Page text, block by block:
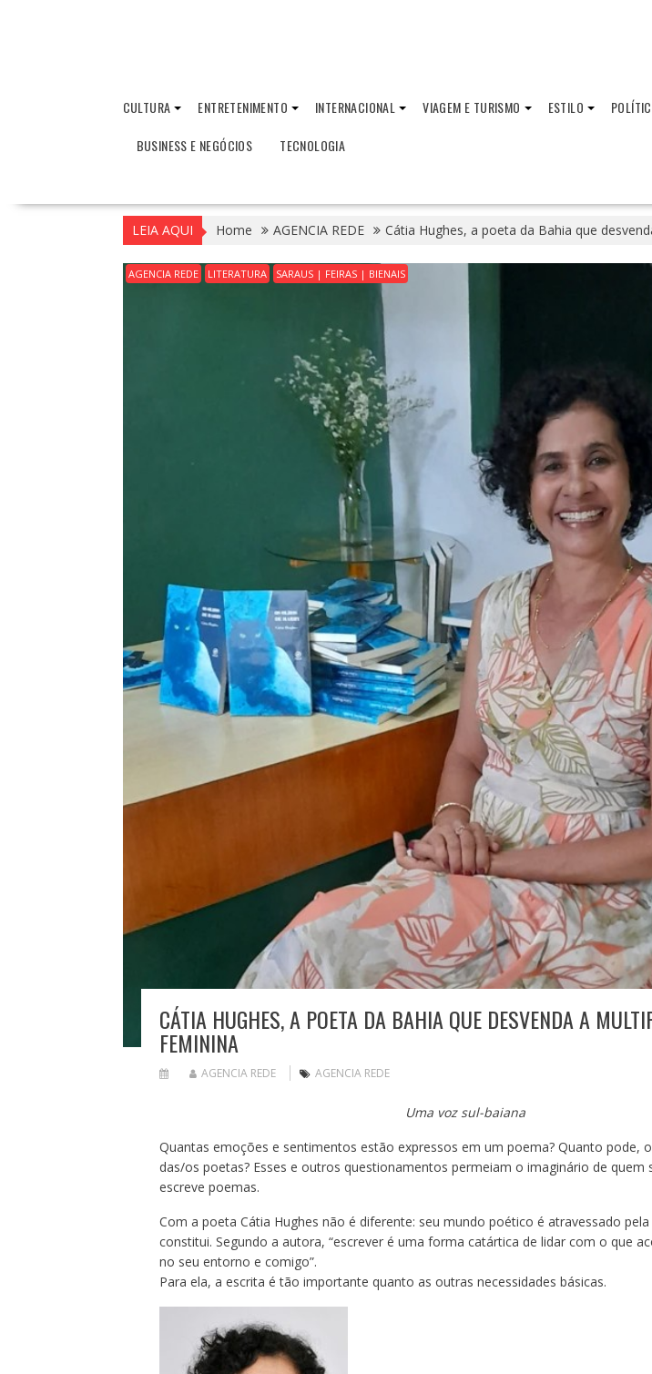
CULTURA ENTRETENIMENTO INTERNACIONAL VIAGEM E TURISMO ESTILO
BUSINESS E NEGÓCIOS
TECNOLOGIA
LEIA AQUI Home AGENCIA REDE Cátia Hughes, a poeta da Bahia que
AGENCIA REDE LITERATURA SARAUS | FEIRAS | BIENAIS
CÁTIA HUGHES, A POETA DA BAHIA QUE DESVENDA A
FEMININA
AGENCIA REDE AGENCIA REDE
Uma voz sul-baiana
Quantas emoções e sentimentos estão expressos em um poema? Quanto pode,
das/os poetas? Esses e outros questionamentos permeiam o imaginário de quem
escreve poemas.
Com a poeta Cátia Hughes não é diferente: seu mundo poético é atravessado
constitui. Segundo a autora, “escrever é uma forma catártica de lidar com o que
no seu entorno e comigo”.
Para ela, a escrita é tão importante quanto as outras necessidades básicas.